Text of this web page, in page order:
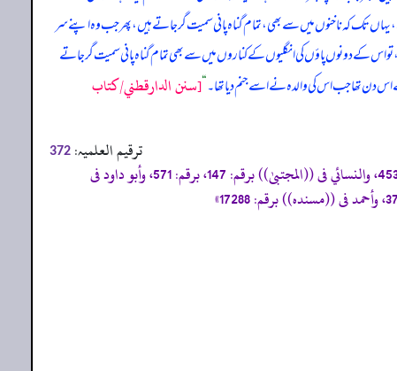
تک کہ ناخنوں میں سے بھی، تمام گناہ پانی سمیت گر جاتے ہیں، پھر جب وہ اپنے سر
کے دونوں پاؤں کی انگلیوں کے کناروں میں سے بھی تمام گناہ پانی سمیت گر جاتے
اس دن تھا جب اس کی والدہ نے اسے جنم دیا تھا۔“[سنن الدارقطني/كتاب
ترقیم العلمیہ: 372
«صحيح، وأخرجه مسلم فى ((صحيحه)) برقم: 832، وابن خزيمة فى ((صحيحه)) برقم: 165، 260، 1147، والحاكم فى ((مستدركه)) برقم: 453، والنسائي فى ((المجتبیٰ)) برقم: 147، برقم: 571، وأبو داود فى